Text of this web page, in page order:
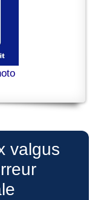
valgus